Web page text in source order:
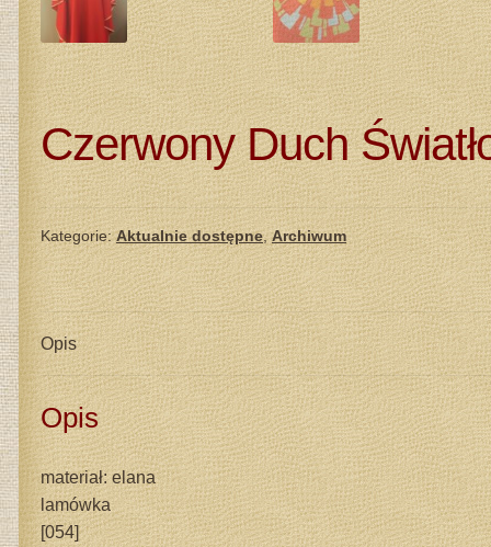
Czerwony Duch
Kategorie:Aktualnie dostępne,Archiwum
Opis
Opis
materiał: elana
lamówka
[054]